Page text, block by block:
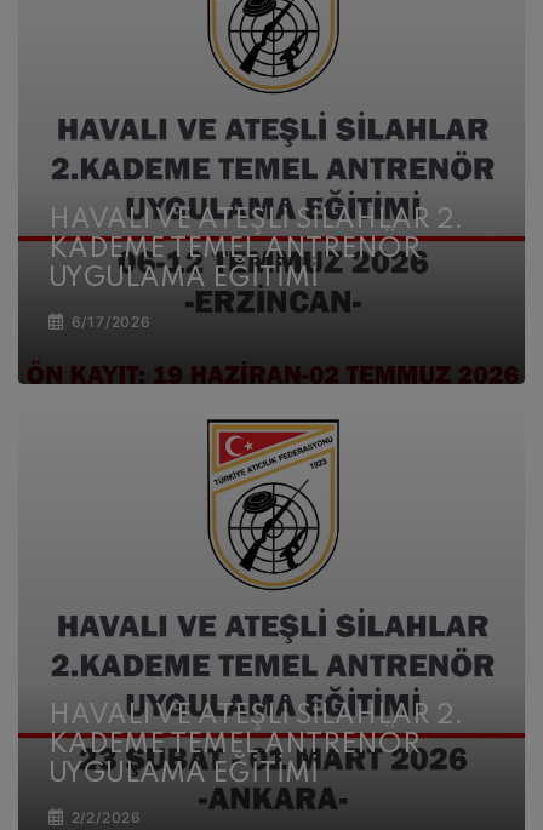
HAVALI VE ATEŞLİ SİLAHLAR 2.
KADEME TEMEL ANTRENÖR
UYGULAMA EĞİTİMİ
6/17/2026
HAVALI VE ATEŞLİ SİLAHLAR 2.
KADEME TEMEL ANTRENÖR
UYGULAMA EĞİTİMİ
2/2/2026